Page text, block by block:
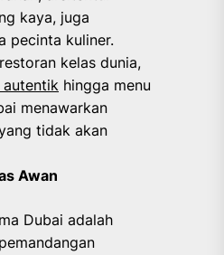
kaya, juga
pecinta kuliner.
kelas dunia,
autentik hingga menu
menawarkan
tidak akan
Awan
Dubai adalah